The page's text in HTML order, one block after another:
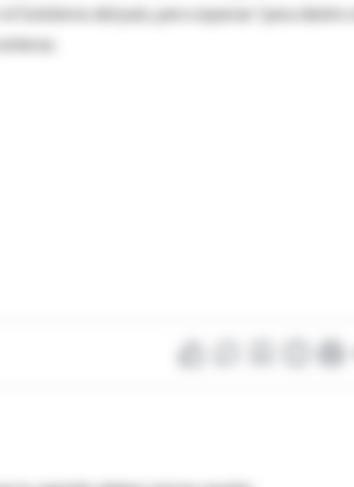
Gobierno del país, pero esperan “para dentro